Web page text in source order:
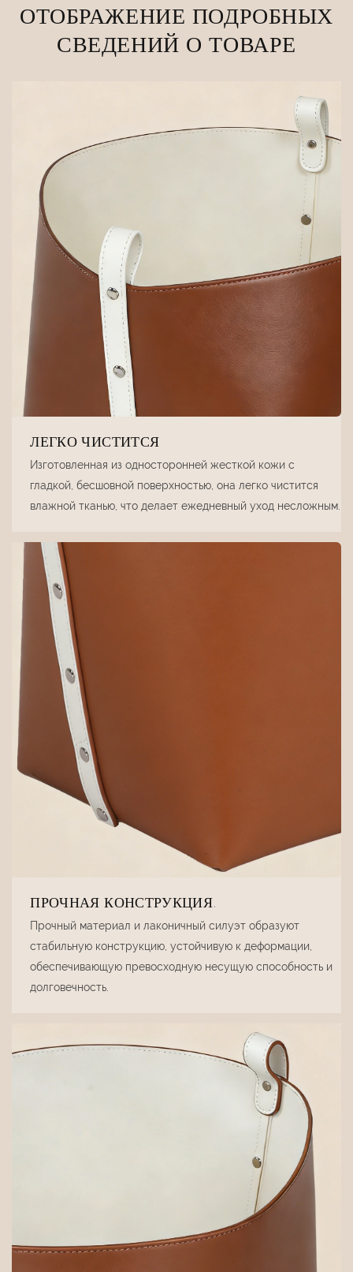
ОТОБРАЖЕНИЕ ПОДРОБНЫХ
СВЕДЕНИЙ О ТОВАРЕ
ЛЕГКО ЧИСТИТСЯ
Изготовленная из односторонней жесткой кожи с
гладкой, бесшовной поверхностью, она легко чистится
влажной тканью, что делает ежедневный уход несложным.
ПРОЧНАЯ КОНСТРУКЦИЯ.
Прочный материал и лаконичный силуэт образуют
стабильную конструкцию, устойчивую к деформации,
обеспечивающую превосходную несущую способность и
долговечность.